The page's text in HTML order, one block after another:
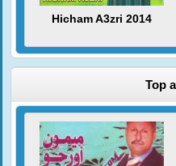
Hicham A3zri 2014
Top